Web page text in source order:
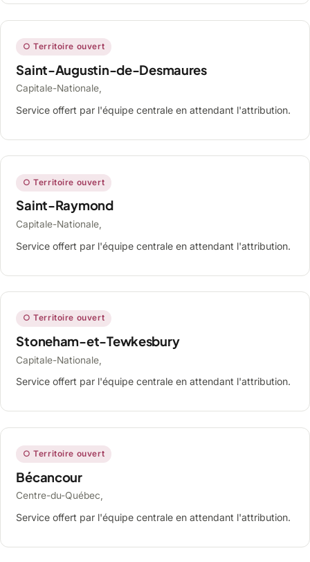
○ Territoire ouvert
Saint-Augustin-de-Desmaures
Capitale-Nationale,
Service offert par l'équipe centrale en attendant l'attribution.
○ Territoire ouvert
Saint-Raymond
Capitale-Nationale,
Service offert par l'équipe centrale en attendant l'attribution.
○ Territoire ouvert
Stoneham-et-Tewkesbury
Capitale-Nationale,
Service offert par l'équipe centrale en attendant l'attribution.
○ Territoire ouvert
Bécancour
Centre-du-Québec,
Service offert par l'équipe centrale en attendant l'attribution.